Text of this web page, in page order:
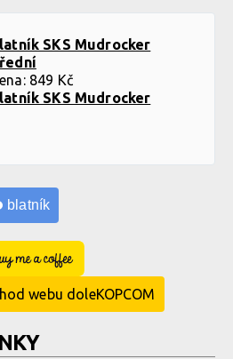
SKS Mudrocker
849 Kč
SKS Mudrocker
blatník
Me a Coffee
webu doleKOPCOM